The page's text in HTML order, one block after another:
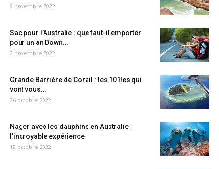
9 novembre 2022
Sac pour l’Australie : que faut-il emporter
pour un an Down...
2 novembre 2022
Grande Barrière de Corail : les 10 îles qui
vont vous...
26 octobre 2022
Nager avec les dauphins en Australie :
l’incroyable expérience
19 octobre 2022